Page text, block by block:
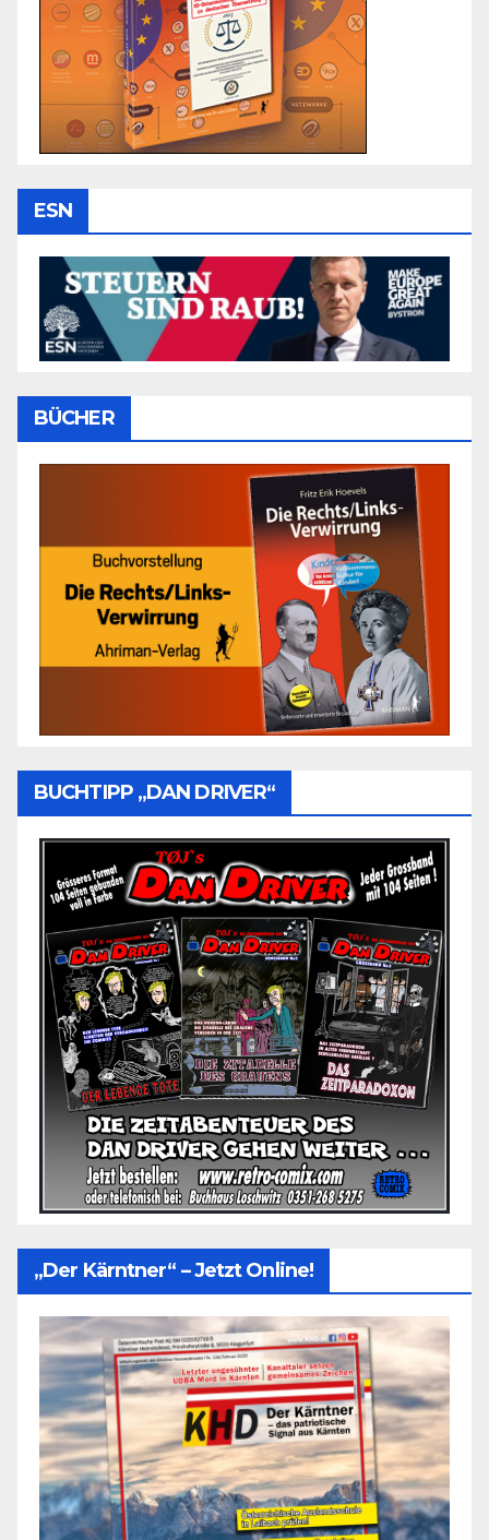
ESN
BÜCHER
BUCHTIPP „DAN DRIVER“
„Der Kärntner“ – Jetzt Online!